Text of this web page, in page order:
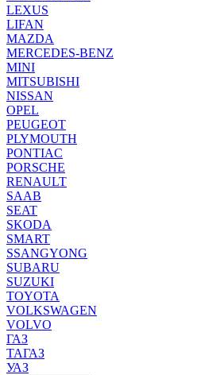
LEXUS
LIFAN
MAZDA
MERCEDES-BENZ
MINI
MITSUBISHI
NISSAN
OPEL
PEUGEOT
PLYMOUTH
PONTIAC
PORSCHE
RENAULT
SAAB
SEAT
SKODA
SMART
SSANGYONG
SUBARU
SUZUKI
TOYOTA
VOLKSWAGEN
VOLVO
ГАЗ
ТАГАЗ
УАЗ